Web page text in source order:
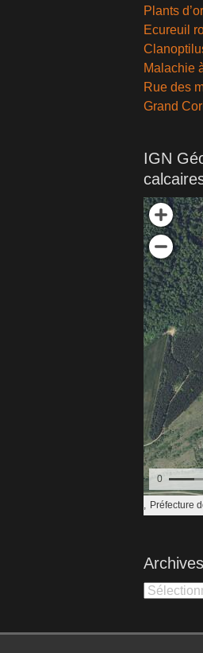
Plants
Ecureuil
Malachie
Rue des
Grand
IGN
Archives